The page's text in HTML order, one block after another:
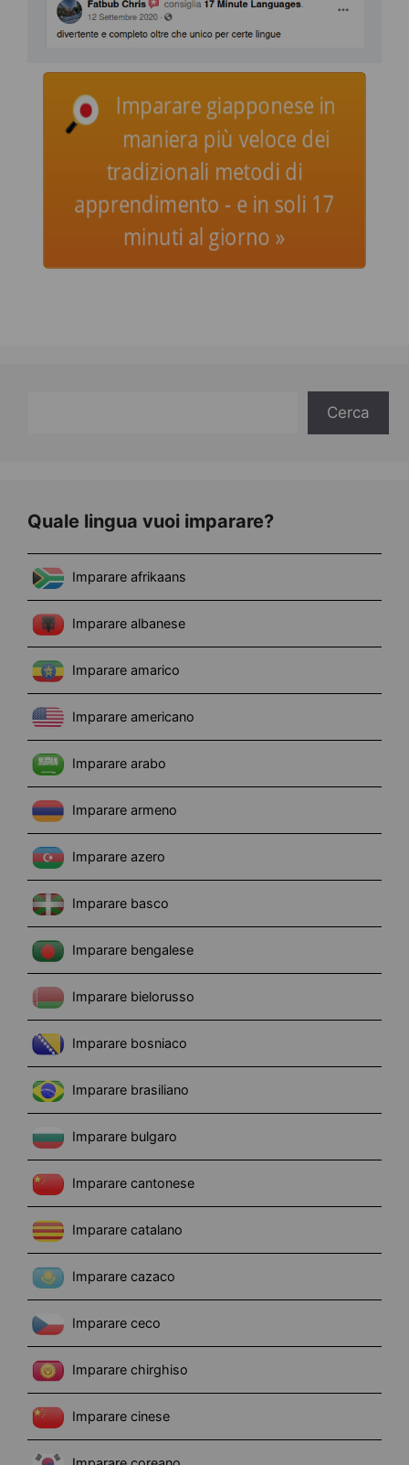
Imparare giapponese in
maniera più veloce dei
tradizionali metodi di
apprendimento - e in soli 17
minuti al giorno »
Cerca
Quale lingua vuoi imparare?
Imparare afrikaans
Imparare albanese
Imparare amarico
Imparare americano
Imparare arabo
Imparare armeno
Imparare azero
Imparare basco
Imparare bengalese
Imparare bielorusso
Imparare bosniaco
Imparare brasiliano
Imparare bulgaro
Imparare cantonese
Imparare catalano
Imparare cazaco
Imparare ceco
Imparare chirghiso
Imparare cinese